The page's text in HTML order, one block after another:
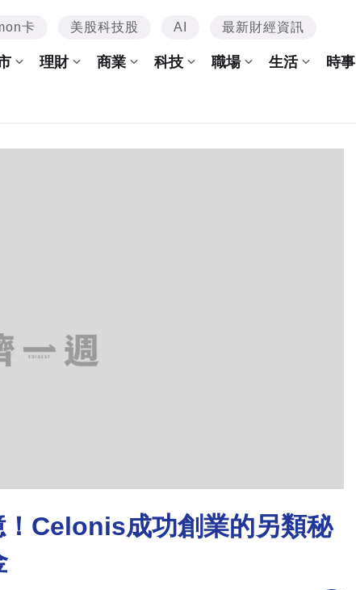
卡 美股科技股 AI 最新財經資訊
理財 商業 科技 職場 生活 時事
Celonis成功創業的另類秘